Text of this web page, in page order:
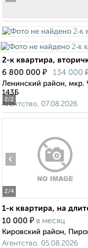
2/2
2-к квартира,
6 800 000 ₽ 134 000
Ленинский район, мкр.
143Б
Агентство, 07.08.2026
2/4
‹
1-к квартира, на
10 000 ₽ в месяц
Кировский район,
Агентство, 05.08.2026